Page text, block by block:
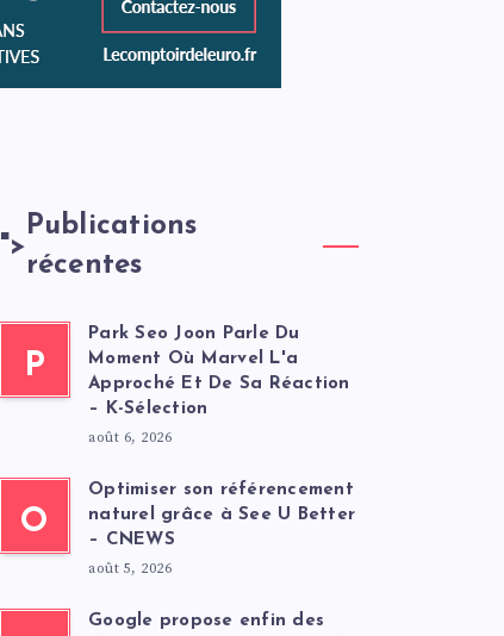
">
Publications
récentes
P
Park Seo Joon Parle Du
Moment Où Marvel L'a
Approché Et De Sa Réaction
– K-Sélection
août 6, 2026
O
Optimiser son référencement
naturel grâce à See U Better
– CNEWS
août 5, 2026
Google propose enfin des